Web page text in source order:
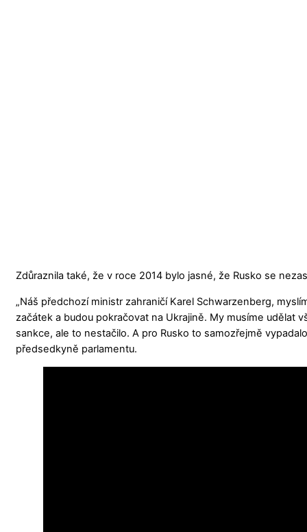
Zdůraznila také, že v roce 2014 bylo jasné, že Rusko se
„Náš předchozí ministr zahraničí Karel Schwarzenberg,
začátek a budou pokračovat na Ukrajině. My musíme udělat
sankce, ale to nestačilo. A pro Rusko to samozřejmě
předsedkyně parlamentu.